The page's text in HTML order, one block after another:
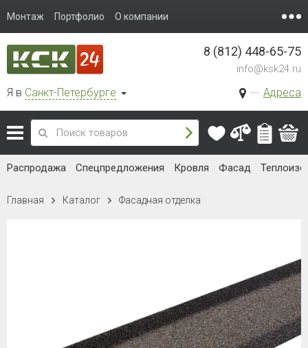
Монтаж Портфолио О компании
Я в Санкт-Петербурге Адреса
8 (812) 448-65-75
info@ksk24.ru
Распродажа Спецпредложения Кровля Фасад
Главная Каталог Фасадная отделка